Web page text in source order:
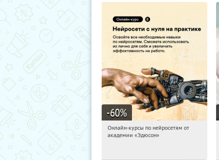
-60%
20:52:54 Получили:
Онлайн-курсы по нейросетям от
академии «Эдюсон»